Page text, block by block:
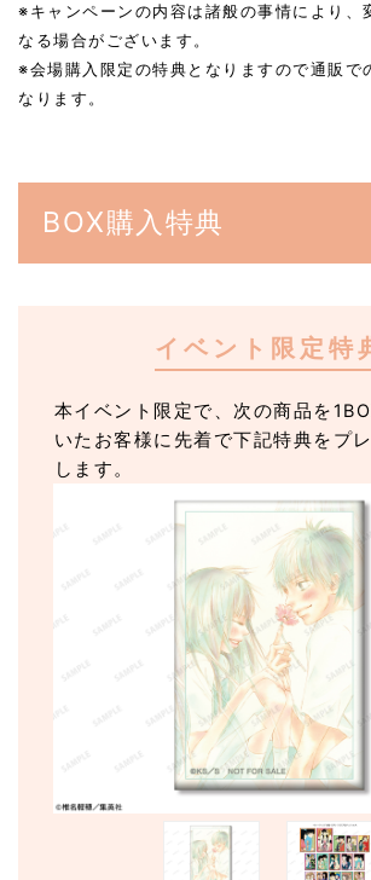
※キャンペーンの内容は諸般の事情により、
なる場合がございます。
※会場購入限定の特典となりますので通販で
なります。
BOX購入特典
イベント限定特
本イベント限定で、次の商品を
いたお客様に先着で下記特典をプ
します。